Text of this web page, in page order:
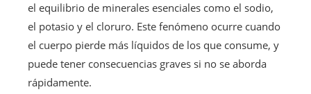
el equilibrio de minerales esenciales como el sodio,
el potasio y el cloruro. Este fenómeno ocurre cuando
el cuerpo pierde más líquidos de los que consume, y
puede tener consecuencias graves si no se aborda
rápidamente.